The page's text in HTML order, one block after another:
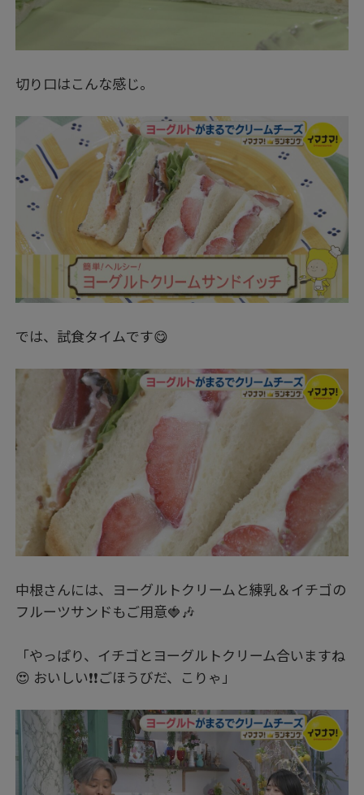
切り口はこんな感じ。
では、試食タイムです😋
中根さんには、ヨーグルトクリームと練乳＆イチゴの
フルーツサンドもご用意🍓🎶
「やっぱり、イチゴとヨーグルトクリーム合いますね
😍 おいしい❗❗ごほうびだ、こりゃ」